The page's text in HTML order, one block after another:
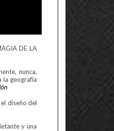
DE LA
nunca,
geografía
diseño del
y una